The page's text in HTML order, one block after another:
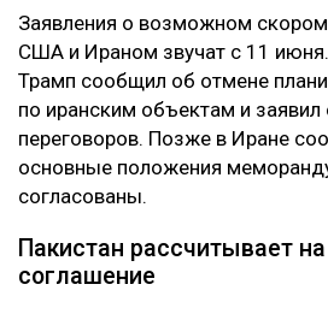
Заявления о возможном
США и Ираном звучат с 11
Трамп сообщил об отмене
по иранским объектам и
переговоров. Позже в Иране
основные положения
согласованы.
Пакистан рассчитывает
соглашение